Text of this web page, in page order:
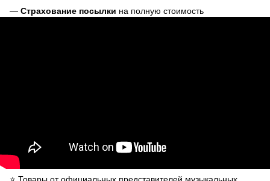
— Страхование посылки на полную стоимость
⭐️ Товары от официальных представителей музыкальных